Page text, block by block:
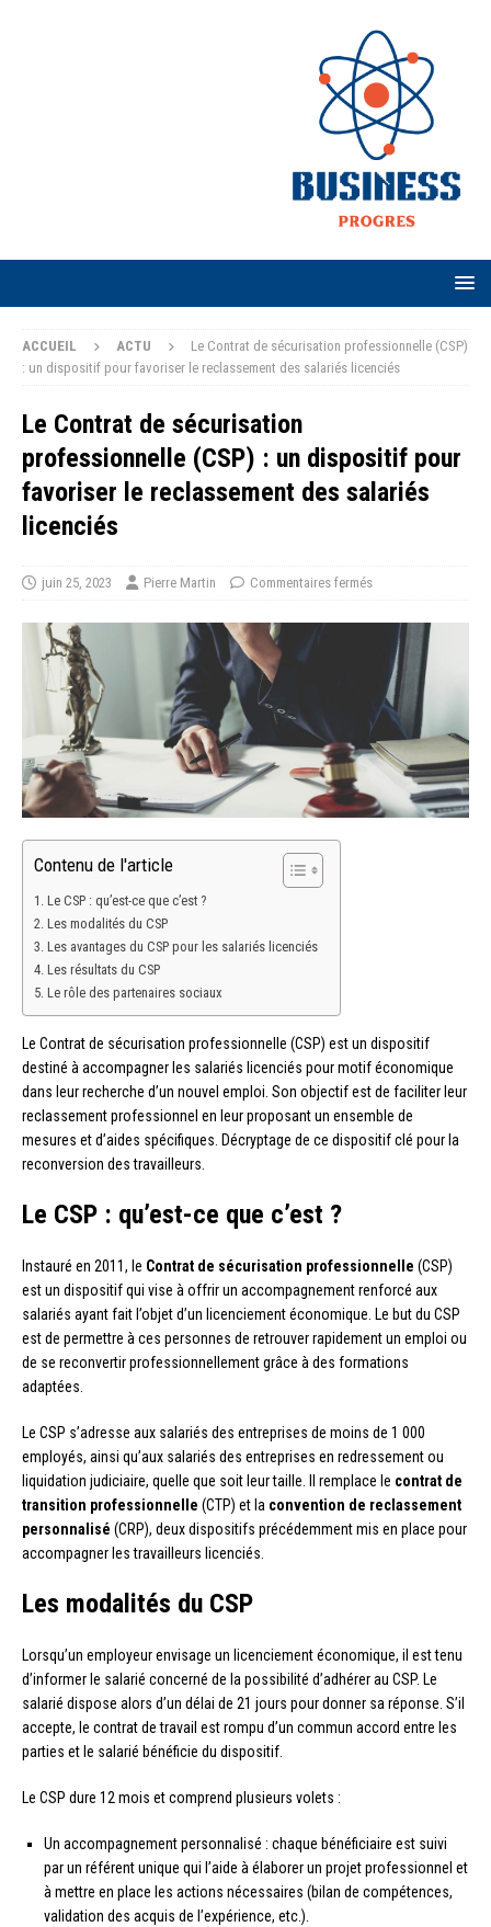
ACCUEIL ACTU
Le Contrat de sécurisation professionnelle (CSP)
: un dispositif pour favoriser le reclassement des salariés licenciés
Le Contrat de sécurisation
professionnelle (CSP) : un dispositif pour
favoriser le reclassement des salariés
licenciés
juin 25, 2023 Pierre Martin Commentaires fermés
Contenu de l'article
Le CSP : qu’est-ce que c’est ?
Les modalités du CSP
Les avantages du CSP pour les salariés licenciés
Les résultats du CSP
Le rôle des partenaires sociaux
Le Contrat de sécurisation professionnelle (CSP) est un dispositif
destiné à accompagner les salariés licenciés pour motif économique
dans leur recherche d’un nouvel emploi. Son objectif est de faciliter leur
reclassement professionnel en leur proposant un ensemble de
mesures et d’aides spécifiques. Décryptage de ce dispositif clé pour la
reconversion des travailleurs.
Le CSP : qu’est-ce que c’est ?
Instauré en 2011, le Contrat de sécurisation professionnelle (CSP)
est un dispositif qui vise à offrir un accompagnement renforcé aux
salariés ayant fait l’objet d’un licenciement économique. Le but du CSP
est de permettre à ces personnes de retrouver rapidement un emploi ou
de se reconvertir professionnellement grâce à des formations
adaptées.
Le CSP s’adresse aux salariés des entreprises de moins de 1 000
employés, ainsi qu’aux salariés des entreprises en redressement ou
liquidation judiciaire, quelle que soit leur taille. Il remplace le contrat de
transition professionnelle (CTP) et la convention de reclassement
personnalisé (CRP), deux dispositifs précédemment mis en place pour
accompagner les travailleurs licenciés.
Les modalités du CSP
Lorsqu’un employeur envisage un licenciement économique, il est tenu
d’informer le salarié concerné de la possibilité d’adhérer au CSP. Le
salarié dispose alors d’un délai de 21 jours pour donner sa réponse. S’il
accepte, le contrat de travail est rompu d’un commun accord entre les
parties et le salarié bénéficie du dispositif.
Le CSP dure 12 mois et comprend plusieurs volets :
Un accompagnement personnalisé : chaque bénéficiaire est suivi
par un référent unique qui l’aide à élaborer un projet professionnel et
à mettre en place les actions nécessaires (bilan de compétences,
validation des acquis de l’expérience, etc.).